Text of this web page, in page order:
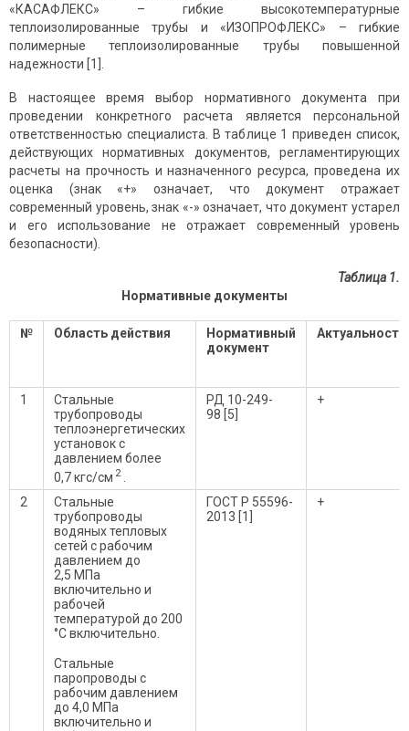
«КАСАФЛЕКС» – гибкие высокотемпературные
теплоизолированные трубы и «ИЗОПРОФЛЕКС» – гибкие
полимерные теплоизолированные трубы повышенной
надежности [1].
В настоящее время выбор нормативного документа при
проведении конкретного расчета является персональной
ответственностью специалиста. В таблице 1 приведен список,
действующих нормативных документов, регламентирующих
расчеты на прочность и назначенного ресурса, проведена их
оценка (знак «+» означает, что документ отражает
современный уровень, знак «-» означает, что документ устарел
и его использование не отражает современный уровень
безопасности).
Таблица 1.
Нормативные документы
№ Область действия
Нормативный
документ
Актуальность
1
Стальные
трубопроводы
теплоэнергетических
установок с
давлением более
0,7 кгс/см 2
РД 10-249-
98 [5]
+
2
Стальные
трубопроводы
водяных тепловых
сетей с рабочим
давлением до
2,5 МПа
включительно и
рабочей
температурой до 200
°С включительно.
Стальные
паропроводы с
рабочим давлением
до 4,0 МПа
включительно и
ГОСТ Р 55596-
2013 [1]
+